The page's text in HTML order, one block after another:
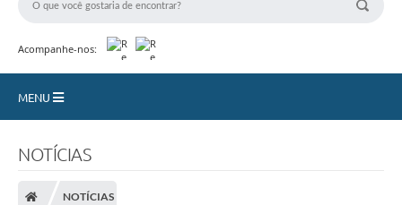
Acompanhe-nos:
MENU
NOTÍCIAS
NOTÍCIAS